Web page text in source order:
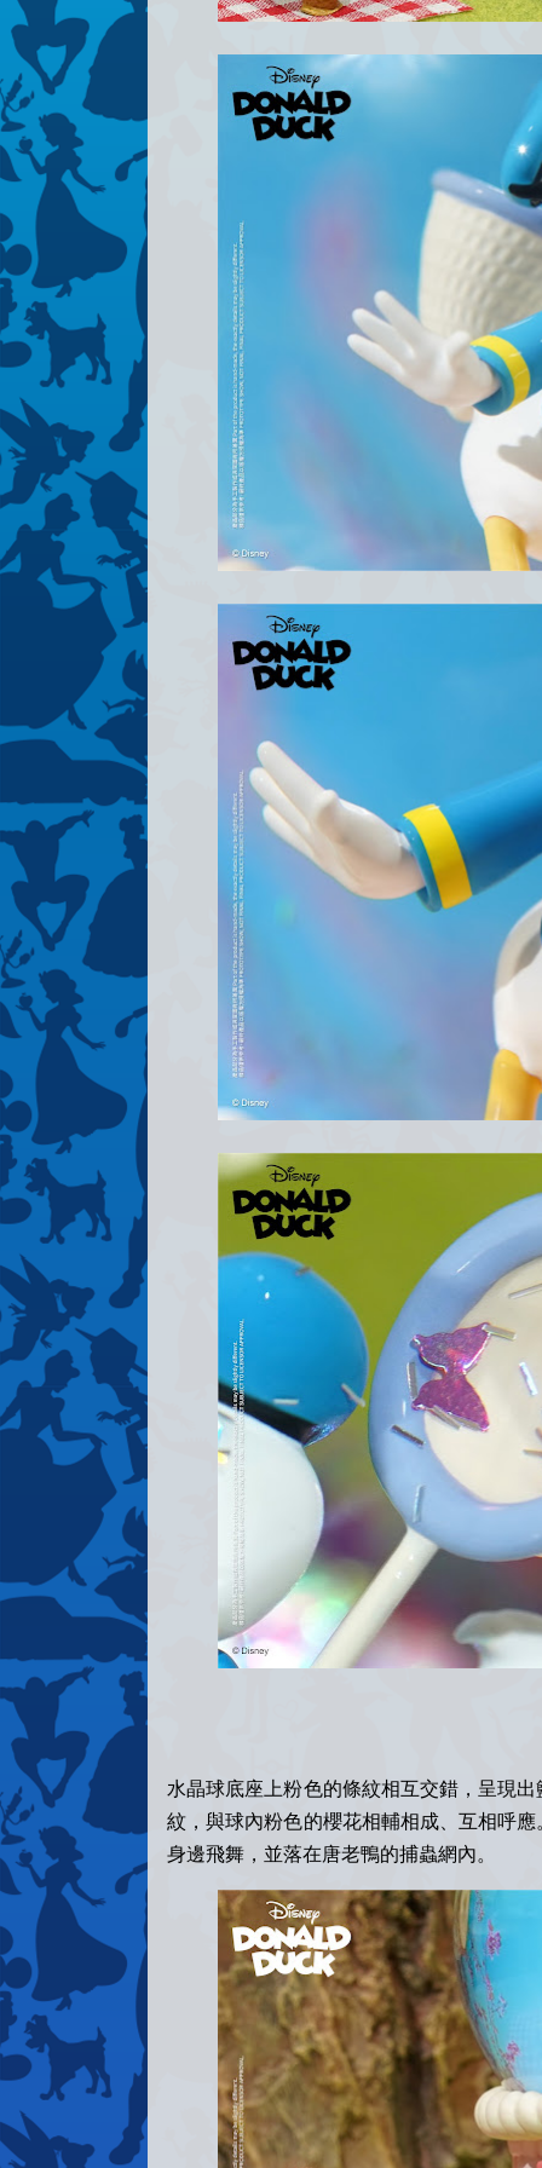
水晶球底座上粉色的條紋相互交錯，呈現
紋，與球內粉色的櫻花相輔相成、互相呼
身邊飛舞，並落在唐老鴨的捕蟲網內。